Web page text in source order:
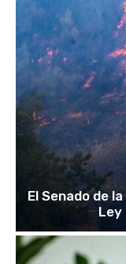
El Senado de
Ley